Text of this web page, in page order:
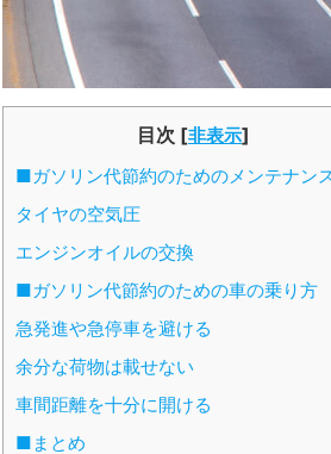
目次 [非表示]
■ガソリン代節約のためのメンテナン
タイヤの空気圧
エンジンオイルの交換
■ガソリン代節約のための車の乗り方
急発進や急停車を避ける
余分な荷物は載せない
車間距離を十分に開ける
■まとめ